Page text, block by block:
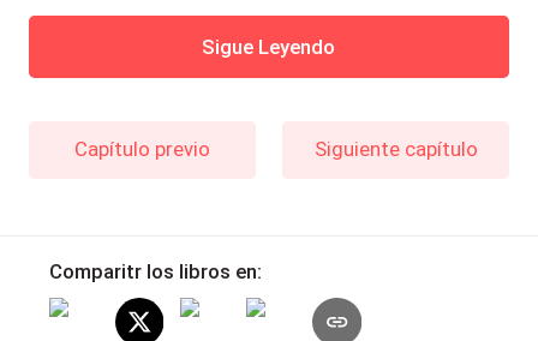
Sigue Leyendo
Capítulo previo Siguiente capítulo
Comparitr los libros en: